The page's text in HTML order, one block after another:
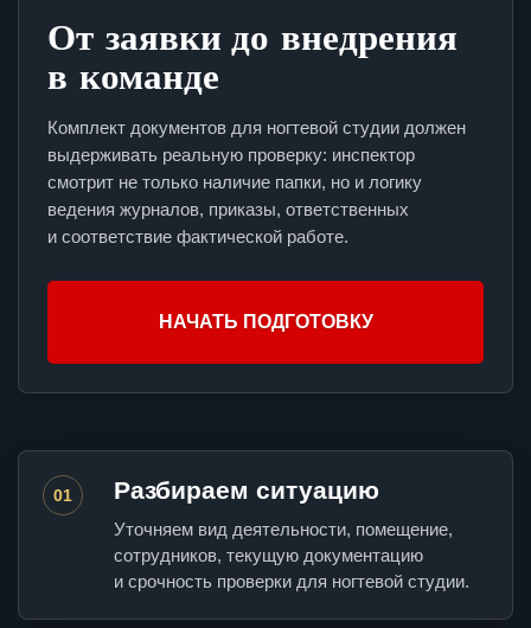
От заявки до внедрения
в команде
Комплект документов для ногтевой студии должен
выдерживать реальную проверку: инспектор
смотрит не только наличие папки, но и логику
ведения журналов, приказы, ответственных
и соответствие фактической работе.
НАЧАТЬ ПОДГОТОВКУ
01 Разбираем ситуацию
Уточняем вид деятельности, помещение,
сотрудников, текущую документацию
и срочность проверки для ногтевой студии.